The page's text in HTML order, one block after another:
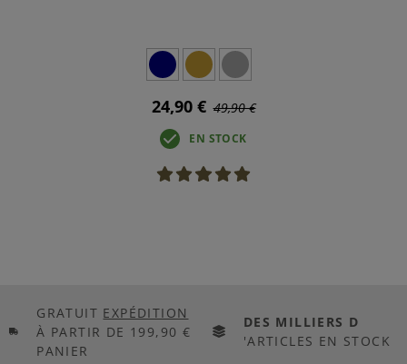
24,90 € 49,90 €
EN STOCK
GRATUIT EXPÉDITION
À PARTIR DE 199,90 €
PANIER
DES MILLIERS D
'ARTICLES EN STOCK